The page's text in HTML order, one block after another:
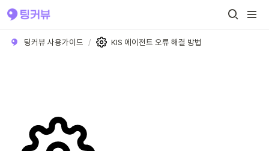
팅커뷰 사용가이드 / KIS 에이전트 오류 해결 방법